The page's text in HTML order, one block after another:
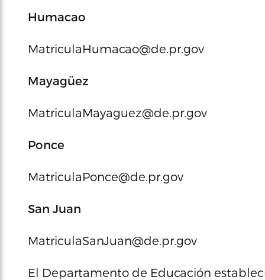
Humacao
MatriculaHumacao@de.pr.gov
Mayagüez
MatriculaMayaguez@de.pr.gov
Ponce
MatriculaPonce@de.pr.gov
San Juan
MatriculaSanJuan@de.pr.gov
El Departamento de Educación